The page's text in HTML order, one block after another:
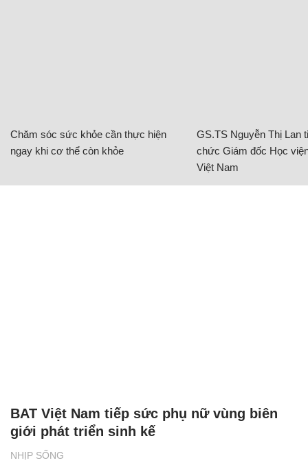
Chăm sóc sức khỏe cần thực hiện
ngay khi cơ thể còn khỏe
GS.TS Nguyễn Thị Lan
chức Giám đốc Học
Việt Nam
NHỊP SỐNG
BAT Việt Nam tiếp sức phụ nữ vùng biên
giới phát triển sinh kế